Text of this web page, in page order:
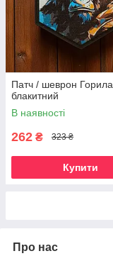
Патч / шеврон Горила
блакитний
В наявності
262 ₴ 323 ₴
Купити
Про нас